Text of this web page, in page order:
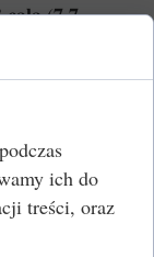
(𝟕,𝟕
𝐁𝐟 𝟏𝟏𝟎
ich do
treści, oraz